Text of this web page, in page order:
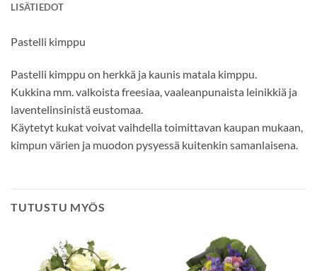
LISÄTIEDOT
Pastelli kimppu
Pastelli kimppu on herkkä ja kaunis matala kimppu.
Kukkina mm. valkoista freesiaa, vaaleanpunaista leinikkiä ja
laventelinsinistä eustomaa.
Käytetyt kukat voivat vaihdella toimittavan kaupan mukaan,
kimpun värien ja muodon pysyessä kuitenkin samanlaisena.
TUTUSTU MYÖS